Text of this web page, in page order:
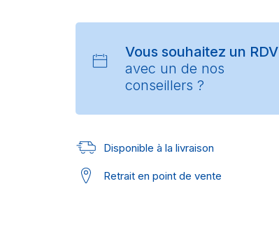
Vous souhaitez un RDV
avec un de nos
conseillers ?
Disponible à la livraison
Retrait en point de vente